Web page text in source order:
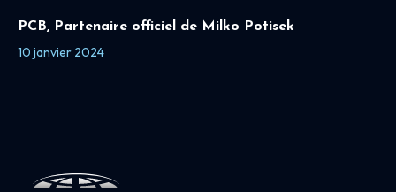
PCB, Partenaire officiel de Milko Potisek
10 janvier 2024